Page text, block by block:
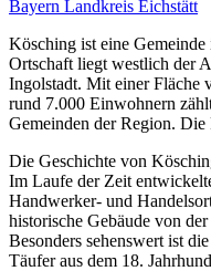
Bayern Landkreis Eichstätt
Kösching ist eine
Ortschaft liegt westlich der
Ingolstadt. Mit einer Fläche
rund 7.000 Einwohnern
Gemeinden der Region. Die
Die Geschichte von
Im Laufe der Zeit
Handwerker- und
historische Gebäude von
Besonders sehenswert ist
Täufer aus dem 18.